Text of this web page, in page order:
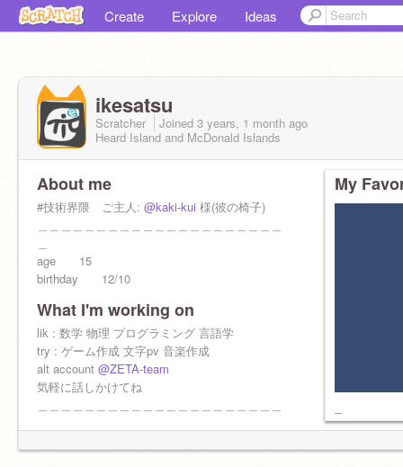
Create Explore Ideas
ikesatsu
Scratcher Joined 3 years, 1 month ago
Heard Island and McDonald Islands
About me
#技術界隈 ご主人: @kaki-kui 様(彼の椅子)
age 15
birthday 12/10
【songs I lov】
xxxx speder2 界隈曲 もちうつね いよわ
原口沙輔 フロクロ 電ｷ鯨 バーバパパ
黒うさぎ 青栗鼠 藤井風 ジェイコブコリア
ー 田中秀和
What I'm working on
lik : 数学 物理 プログラミング 言語学
try : ゲーム作成 文字pv 音楽作成
alt account @ZETA-team
気軽に話しかけてね
My